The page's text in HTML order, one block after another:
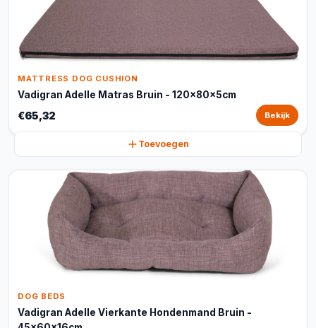
MATTRESS DOG CUSHION
Vadigran Adelle Matras Bruin - 120x80x5cm
€65,32 Bekijk
Toevoegen
DOG BEDS
Vadigran Adelle Vierkante Hondenmand Bruin -